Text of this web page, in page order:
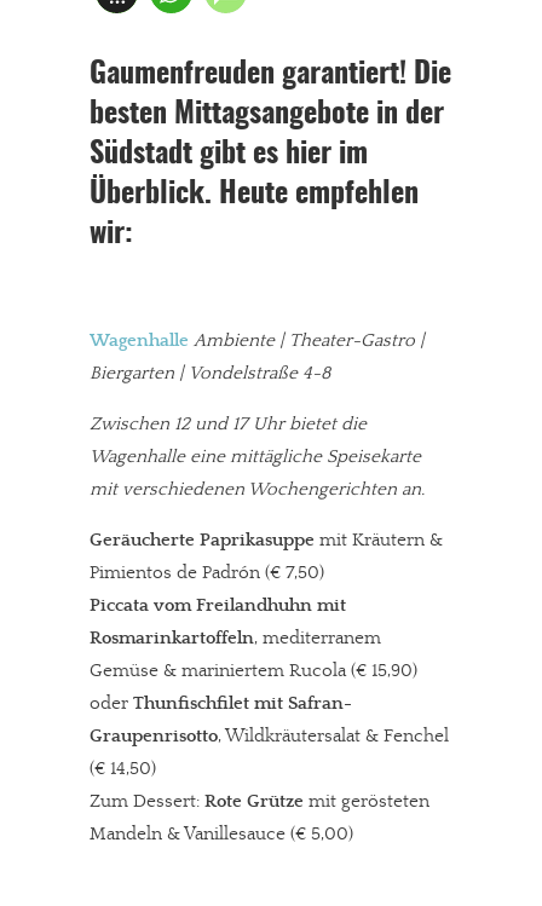
Gaumenfreuden garantiert! Die
besten Mittagsangebote in der
Südstadt gibt es hier im
Überblick. Heute empfehlen
wir:
Wagenhalle Ambiente | Theater-Gastro |
Biergarten | Vondelstraße 4-8
Zwischen 12 und 17 Uhr bietet die
Wagenhalle eine mittägliche Speisekarte
mit verschiedenen Wochengerichten an.
Geräucherte Paprikasuppe mit Kräutern &
Pimientos de Padrón (€ 7,50)
Piccata vom Freilandhuhn mit
Rosmarinkartoffeln, mediterranem
Gemüse & mariniertem Rucola (€ 15,90)
oder Thunfischfilet mit Safran-
Graupenrisotto, Wildkräutersalat & Fenchel
(€ 14,50)
Zum Dessert: Rote Grütze mit gerösteten
Mandeln & Vanillesauce (€ 5,00)